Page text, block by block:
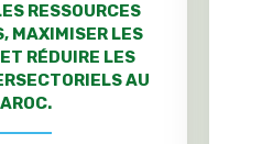
RESSOURCES
MAXIMISER LES
RÉDUIRE LES
AU